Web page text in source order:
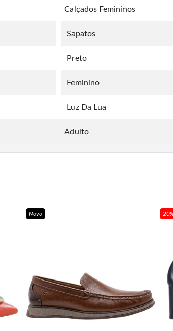
Calçados Femininos
Sapatos
Preto
Feminino
Luz Da Lua
Adulto
Novo